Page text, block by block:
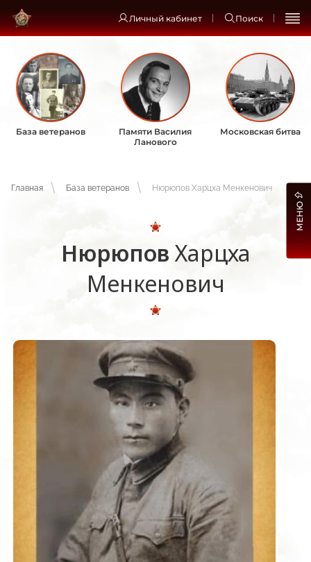
Личный кабинет Поиск
База ветеранов
Памяти Василия
Ланового
Московская битва
Главная База ветеранов Нюрюпов Харцха Менкенович
Нюрюпов Харцха
Менкенович
МЕНЮ